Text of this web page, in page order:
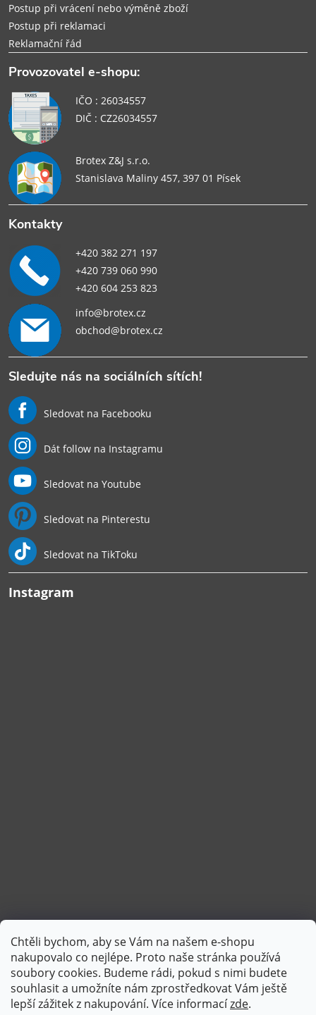
Chtěli bychom, aby se Vám na našem e-shopu
nakupovalo co nejlépe. Proto naše stránka používá
soubory cookies. Budeme rádi, pokud s nimi budete
souhlasit a umožníte nám zprostředkovat Vám ještě
lepší zážitek z nakupování. Více informacízde.
Postup při vrácení nebo výměně zboží
Postup při reklamaci
Reklamační řád
Provozovatel e-shopu:
IČO : 26034557
DIČ : CZ26034557
Brotex Z&J s.r.o.
Stanislava Maliny 457, 397 01 Písek
Kontakty
+420 382 271 197
+420 739 060 990
+420 604 253 823
info@brotex.cz
obchod@brotex.cz
Sledujte nás na sociálních sítích!
Sledovat na Facebooku
Dát follow na Instagramu
Sledovat na Youtube
Sledovat na Pinterestu
Sledovat na TikToku
Instagram
Sledovat na Instagramu